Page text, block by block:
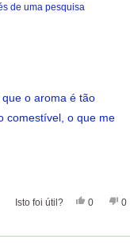
de uma pesquisa
o aroma é tão
comestível, o que me
Isto foi útil? Sim,
0 0